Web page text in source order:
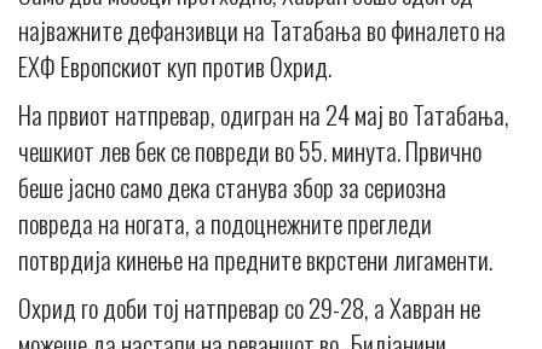
најважните дефанзивци на Татабања во финалето на
ЕХФ Европскиот куп против Охрид.
На првиот натпревар, одигран на 24 мај во Татабања,
чешкиот лев бек се повреди во 55. минута. Првично
беше јасно само дека станува збор за сериозна
повреда на ногата, а подоцнежните прегледи
потврдија кинење на предните вкрстени лигаменти.
Охрид го доби тој натпревар со 29-28, а Хавран не